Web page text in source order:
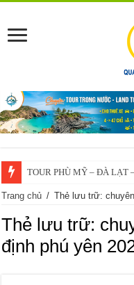
TOUR PHÙ MỸ – ĐÀ LẠT
Trang chủ / Thẻ lưu trữ:
Thẻ lưu trữ:
định phú yên